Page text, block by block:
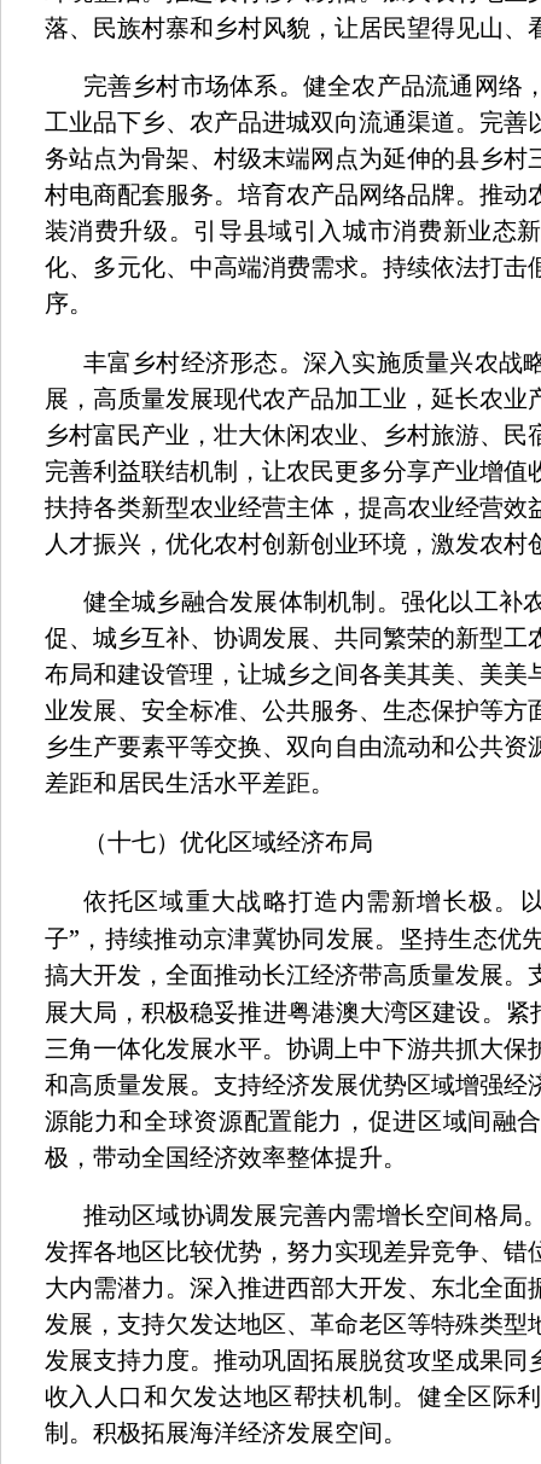
落、民族村寨和乡村风貌，让居民望得见山、
完善乡村市场体系。健全农产品流通网络
工业品下乡、农产品进城双向流通渠道。完善
务站点为骨架、村级末端网点为延伸的县乡村
村电商配套服务。培育农产品网络品牌。推动
装消费升级。引导县域引入城市消费新业态
化、多元化、中高端消费需求。持续依法打击
序。
丰富乡村经济形态。深入实施质量兴农战
展，高质量发展现代农产品加工业，延长农业
乡村富民产业，壮大休闲农业、乡村旅游、
完善利益联结机制，让农民更多分享产业增值
扶持各类新型农业经营主体，提高农业经营效
人才振兴，优化农村创新创业环境，激发农村
健全城乡融合发展体制机制。强化以工补
促、城乡互补、协调发展、共同繁荣的新型工
布局和建设管理，让城乡之间各美其美、美美
业发展、安全标准、公共服务、生态保护等方
乡生产要素平等交换、双向自由流动和公共
差距和居民生活水平差距。
（十七）优化区域经济布局
依托区域重大战略打造内需新增长极。
子” ，持续推动京津冀协同发展。坚持生态优
搞大开发，全面推动长江经济带高质量发展。
展大局，积极稳妥推进粤港澳大湾区建设。紧
三角一体化发展水平。协调上中下游共抓大保
和高质量发展。支持经济发展优势区域增强经
源能力和全球资源配置能力，促进区域间融
极，带动全国经济效率整体提升。
推动区域协调发展完善内需增长空间格局
发挥各地区比较优势，努力实现差异竞争、错
大内需潜力。深入推进西部大开发、东北全面
发展，支持欠发达地区、革命老区等特殊类型
发展支持力度。推动巩固拓展脱贫攻坚成果同
收入人口和欠发达地区帮扶机制。健全区际
制。积极拓展海洋经济发展空间。